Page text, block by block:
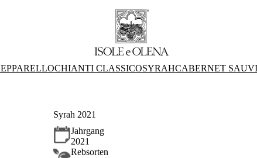
CHIANTI CLASSICOSYRAHCABERNET
Syrah 2021
Jahrgang
2021
Rebsorten